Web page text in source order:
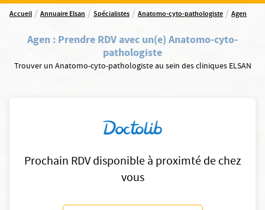
Accueil / Annuaire Elsan / Spécialistes / Anatomo-cyto-pathologiste / Agen
Agen : Prendre RDV avec un(e) Anatomo-cyto-
pathologiste
Trouver un Anatomo-cyto-pathologiste au sein des cliniques ELSAN
Prochain RDV disponible à proximté de chez
vous